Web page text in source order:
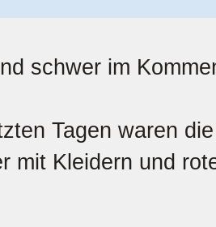
schwer im
Tagen waren
mit Kleidern und